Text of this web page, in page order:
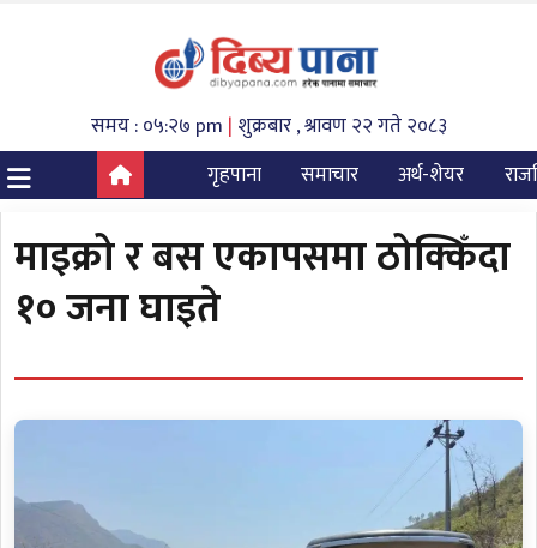
समय : ०५:२७ pm | शुक्रबार , श्रावण २२ गते २०८३
गृहपाना
समाचार अर्थ-शेयर
माइक्रो र बस एकापसमा ठोक्किँदा
१० जना घाइते